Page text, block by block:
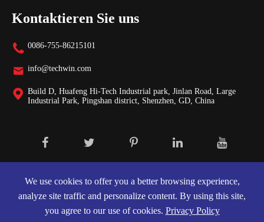
Kontaktieren Sie uns
 0086-755-86215101
 info@techwin.com
 Build D, Huafeng Hi-Tech Industrial park, Jinlan Road, Large
Industrial Park, Pingshan district, Shenzhen, GD, China
Alle Rechte vorbehalten.
Sitemap|Datenschutzerklärung
We use cookies to offer you a better browsing experience,
analyze site traffic and personalize content. By using this site,
you agree to our use of cookies. Privacy Policy